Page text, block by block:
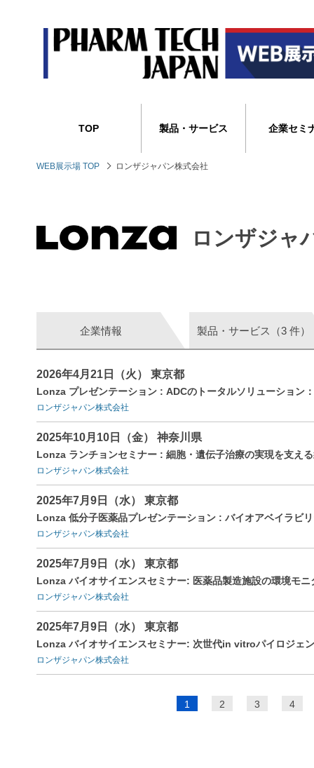
TOP 製品・サービス 企業セミ
WEB展示場 TOP ロンザジャパン株式会社
ロンザジャ
企業情報 製品・サービス（3 件）
2026年4月21日（火） 東京都
Lonza プレゼンテーション : ADCのトータルソリューション
ロンザジャパン株式会社
2025年10月10日（金） 神奈川県
Lonza ランチョンセミナー : 細胞・遺伝子治療の実現を支え
ロンザジャパン株式会社
2025年7月9日（水） 東京都
Lonza 低分子医薬品プレゼンテーション : バイオアベイラビ
ロンザジャパン株式会社
2025年7月9日（水） 東京都
Lonza バイオサイエンスセミナー: 医薬品製造施設の環境モ
ロンザジャパン株式会社
2025年7月9日（水） 東京都
Lonza バイオサイエンスセミナー: 次世代in vitroパイロジェ
ロンザジャパン株式会社
1 2 3 4